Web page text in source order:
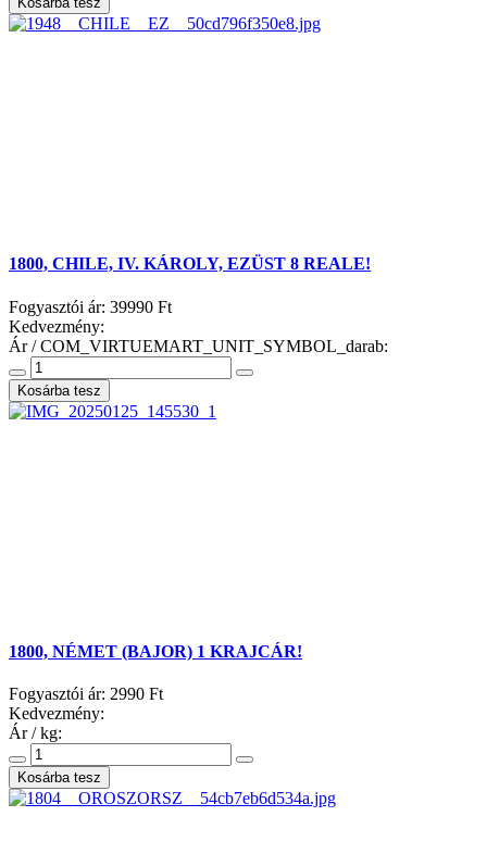
1800, CHILE, IV. KÁROLY, EZÜST 8 REALE!
Fogyasztói ár: 39990 Ft
Kedvezmény:
Ár / COM_VIRTUEMART_UNIT_SYMBOL_darab:
1800, NÉMET (BAJOR) 1 KRAJCÁR!
Fogyasztói ár: 2990 Ft
Kedvezmény:
Ár / kg: